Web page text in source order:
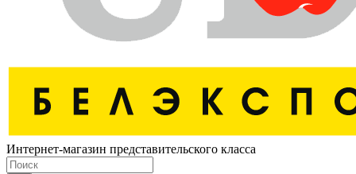
Интернет-магазин представительского класса